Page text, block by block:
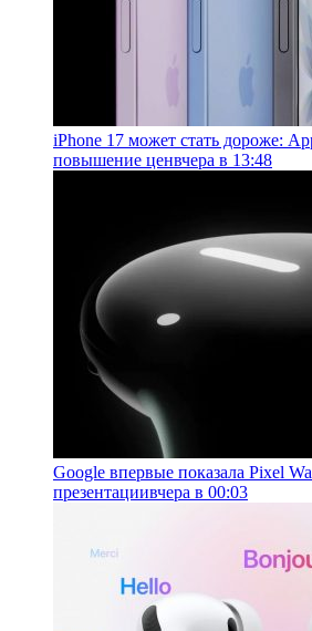
iPhone 17 может стать дороже:
повышение ценвчера в 13:48
Google впервые показала Pixel
презентациивчера в 00:03